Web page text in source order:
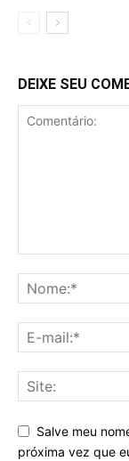
DEIXE SEU
Salve meu
próxima vez que